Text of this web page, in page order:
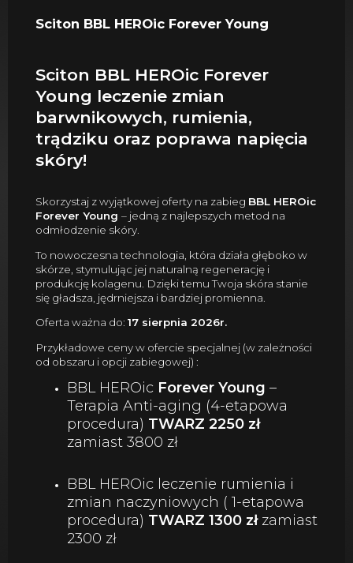
Sciton BBL HEROic Forever Young
Sciton BBL HEROic Forever
Young leczenie zmian
barwnikowych, rumienia,
trądziku oraz poprawa napięcia
skóry!
Skorzystaj z wyjątkowej oferty na zabieg BBL HEROic
Forever Young – jedną z najlepszych metod na
odmłodzenie skóry.
To nowoczesna technologia, która działa głęboko w
skórze, stymulując jej naturalną regenerację i
produkcję kolagenu. Dzięki temu Twoja skóra stanie
się gładsza, jędrniejsza i bardziej promienna.
Oferta ważna do: 17 sierpnia 2026r.
Przykładowe ceny w ofercie specjalnej (w zależności
od obszaru i opcji zabiegowej) :
BBL HEROic Forever Young –
Terapia Anti-aging (4-etapowa
procedura) TWARZ 2250 zł
zamiast 3800 zł
BBL HEROic leczenie rumienia i
zmian naczyniowych ( 1-etapowa
procedura) TWARZ 1300 zł zamiast
2300 zł